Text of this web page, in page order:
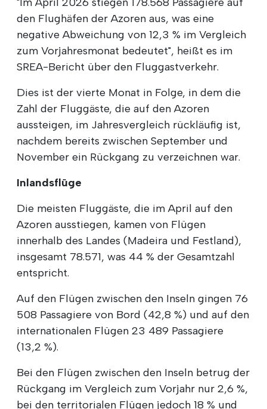
den Flughäfen der Azoren aus, was eine
negative Abweichung von 12,3 % im Vergleich
zum Vorjahresmonat bedeutet", heißt es im
SREA-Bericht über den Fluggastverkehr.
Dies ist der vierte Monat in Folge, in dem die
Zahl der Fluggäste, die auf den Azoren
aussteigen, im Jahresvergleich rückläufig ist,
nachdem bereits zwischen September und
November ein Rückgang zu verzeichnen war.
Inlandsflüge
Die meisten Fluggäste, die im April auf den
Azoren ausstiegen, kamen von Flügen
innerhalb des Landes (Madeira und Festland),
insgesamt 78.571, was 44 % der Gesamtzahl
entspricht.
Auf den Flügen zwischen den Inseln gingen 76
508 Passagiere von Bord (42,8 %) und auf den
internationalen Flügen 23 489 Passagiere
(13,2 %).
Bei den Flügen zwischen den Inseln betrug der
Rückgang im Vergleich zum Vorjahr nur 2,6 %,
bei den territorialen Flügen jedoch 18 % und